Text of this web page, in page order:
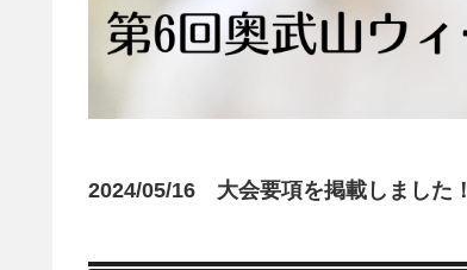
2024/05/16 大会要項を掲載しました！